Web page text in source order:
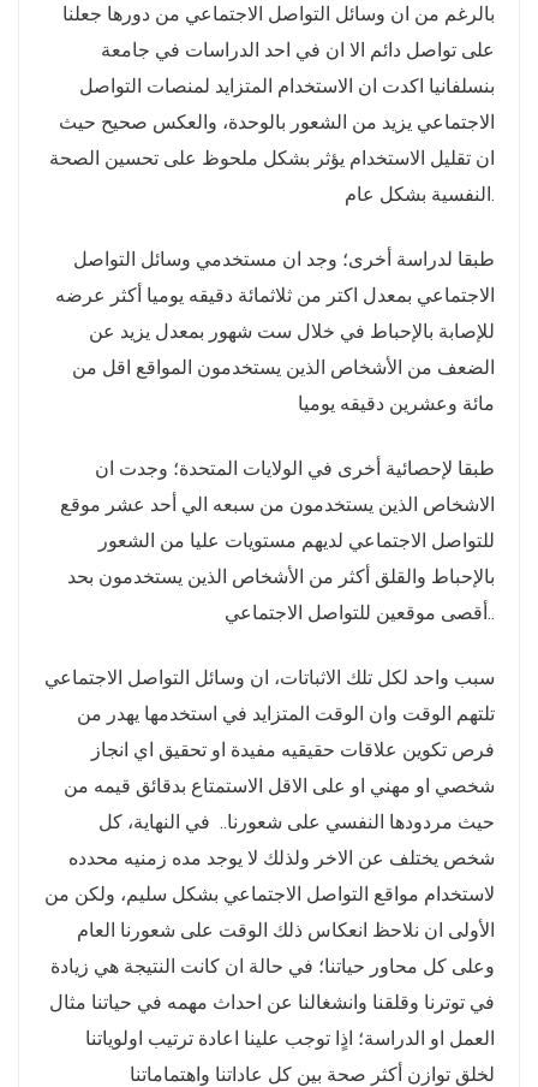
بالرغم من ان وسائل التواصل الاجتماعي من دورها جعلنا
على تواصل دائم الا ان في احد الدراسات في جامعة
بنسلفانيا اكدت ان الاستخدام المتزايد لمنصات التواصل
الاجتماعي يزيد من الشعور بالوحدة، والعكس صحيح حيث
ان تقليل الاستخدام يؤثر بشكل ملحوظ على تحسين الصحة
النفسية بشكل عام.
طبقا لدراسة أخرى؛ وجد ان مستخدمي وسائل التواصل
الاجتماعي بمعدل اكتر من ثلاثمائة دقيقه يوميا أكثر عرضه
للإصابة بالإحباط في خلال ست شهور بمعدل يزيد عن
الضعف من الأشخاص الذين يستخدمون المواقع اقل من
مائة وعشرين دقيقه يوميا
طبقا لإحصائية أخرى في الولايات المتحدة؛ وجدت ان
الاشخاص الذين يستخدمون من سبعه الي أحد عشر موقع
للتواصل الاجتماعي لديهم مستويات عليا من الشعور
بالإحباط والقلق أكثر من الأشخاص الذين يستخدمون بحد
أقصى موقعين للتواصل الاجتماعي..
سبب واحد لكل تلك الاثباتات، ان وسائل التواصل الاجتماعي
تلتهم الوقت وان الوقت المتزايد في استخدمها يهدر من
فرص تكوين علاقات حقيقيه مفيدة او تحقيق اي انجاز
شخصي او مهني او على الاقل الاستمتاع بدقائق قيمه من
حيث مردودها النفسي على شعورنا.. في النهاية، كل
شخص يختلف عن الاخر ولذلك لا يوجد مده زمنيه محدده
لاستخدام مواقع التواصل الاجتماعي بشكل سليم، ولكن من
الأولى ان نلاحظ انعكاس ذلك الوقت على شعورنا العام
وعلى كل محاور حياتنا؛ في حالة ان كانت النتيجة هي زيادة
في توترنا وقلقنا وانشغالنا عن احداث مهمه في حياتنا مثال
العمل او الدراسة؛ اذٍا توجب علينا اعادة ترتيب اولوياتنا
لخلق توازن أكثر صحة بين كل عاداتنا واهتماماتنا